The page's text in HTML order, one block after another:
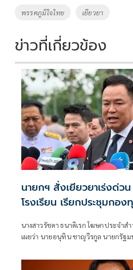
k
พรรคภูมิใจไทย เยียวยา
ข่าวที่เกี่ยวข้อง
นายกฯ สั่งเยียวยาเร่งด่ว
โรงเรียน เรียกประชุมกอง
นางสาวรัชดา ธนาดิเรก โฆษกประจำส
เผยว่า นายอนุทิน ชาญวีรกูล นายกรัฐม
เหตุนักเรียนชายกราดยิงภายในโรงเรี